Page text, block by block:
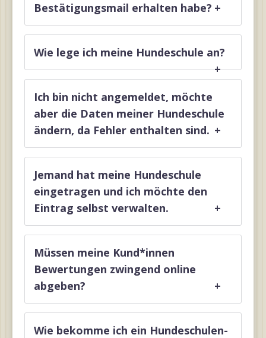
Bestätigungsmail erhalten habe? +
Wie lege ich meine Hundeschule an?
+
Ich bin nicht angemeldet, möchte
aber die Daten meiner Hundeschule
ändern, da Fehler enthalten sind. +
Jemand hat meine Hundeschule
eingetragen und ich möchte den
Eintrag selbst verwalten.
+
Müssen meine Kund*innen
Bewertungen zwingend online
abgeben?
+
Wie bekomme ich ein Hundeschulen-